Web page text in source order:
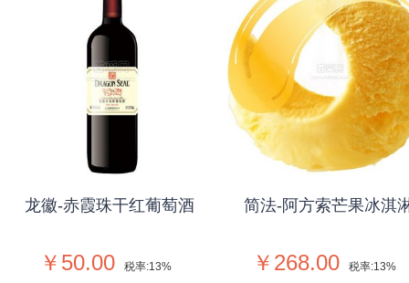
龙徽-赤霞珠干红葡萄酒
￥50.00 税率:13%
简法-阿方索芒果冰淇
￥268.00 税率:13%